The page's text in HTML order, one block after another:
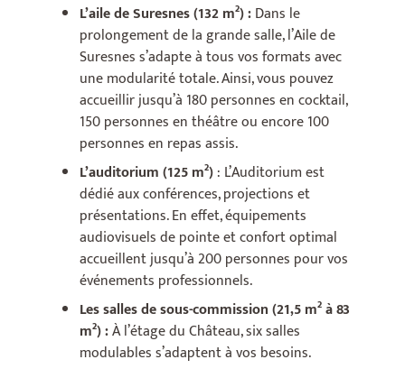
L’aile de Suresnes (132 m²) :Dans le
prolongement de la grande salle, l’Aile de
Suresnes s’adapte à tous vos formats avec
une modularité totale. Ainsi, vous pouvez
accueillir jusqu’à 180 personnes en cocktail,
150 personnes en théâtre ou encore 100
personnes en repas assis.
L’auditorium (125 m²): L’Auditorium est
dédié aux conférences, projections et
présentations. En effet, équipements
audiovisuels de pointe et confort optimal
accueillent jusqu’à 200 personnes pour vos
événements professionnels.
Les salles de sous-commission (21,5 m² à 83
m²) :À l’étage du Château, six salles
modulables s’adaptent à vos besoins.